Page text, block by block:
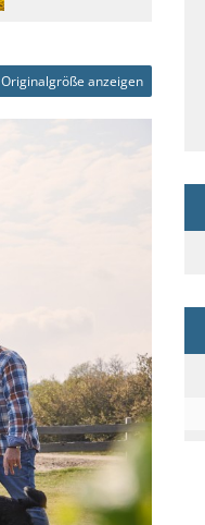
Originalgröße anzeigen